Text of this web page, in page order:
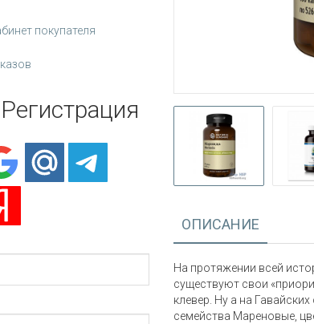
ОПИСАНИЕ
На протяжении всей
существуют свои
клевер. Ну а на
семейства Мареновые,
покупателя